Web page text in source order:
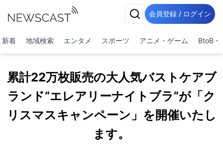
会員登録 / ログイン
新着 地域検索 エンタメ スポーツ アニメ・ゲーム BtoB・
累計22万枚販売の大人気バストケアブ
ランド“エレアリーナイトブラ”が「ク
リスマスキャンペーン」を開催いたし
ます。